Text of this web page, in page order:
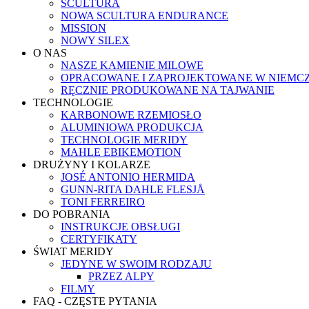
SCULTURA
NOWA SCULTURA ENDURANCE
MISSION
NOWY SILEX
O NAS
NASZE KAMIENIE MILOWE
OPRACOWANE I ZAPROJEKTOWANE W
RĘCZNIE PRODUKOWANE NA TAJWANIE
TECHNOLOGIE
KARBONOWE RZEMIOSŁO
ALUMINIOWA PRODUKCJA
TECHNOLOGIE MERIDY
MAHLE EBIKEMOTION
DRUŻYNY I KOLARZE
JOSÉ ANTONIO HERMIDA
GUNN-RITA DAHLE FLESJÅ
TONI FERREIRO
DO POBRANIA
INSTRUKCJE OBSŁUGI
CERTYFIKATY
ŚWIAT MERIDY
JEDYNE W SWOIM RODZAJU
PRZEZ ALPY
FILMY
FAQ - CZĘSTE PYTANIA